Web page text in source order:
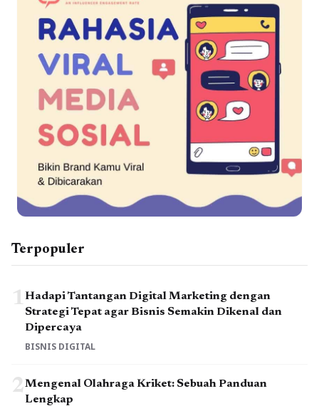
Terpopuler
1Hadapi Tantangan Digital Marketing dengan
Strategi Tepat agar Bisnis Semakin Dikenal dan
Dipercaya
BISNIS DIGITAL
2Mengenal Olahraga Kriket: Sebuah Panduan
Lengkap